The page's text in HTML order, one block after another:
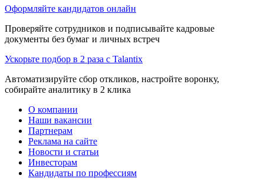
Оформляйте кандидатов онлайн
Проверяйте сотрудников и подписывайте кадровые
документы без бумаг и личных встреч
Ускорьте подбор в 2 раза с Talantix
Автоматизируйте сбор откликов, настройте воронку,
собирайте аналитику в 2 клика
О компании
Наши вакансии
Партнерам
Реклама на сайте
Новости и статьи
Инвесторам
Кандидаты по профессиям